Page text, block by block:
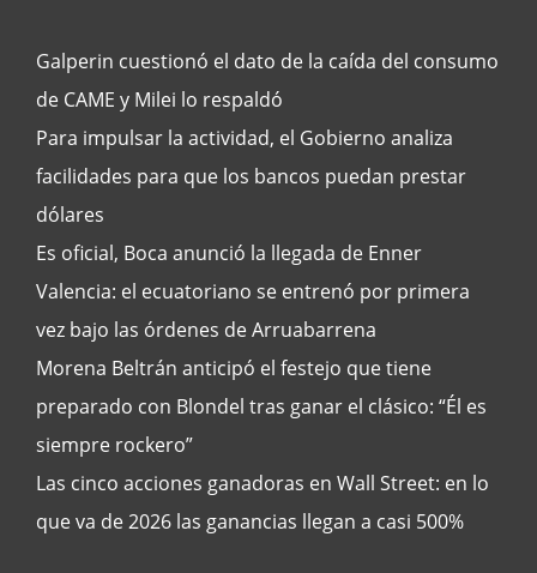
Galperin cuestionó el dato de la caída del consumo
de CAME y Milei lo respaldó
Para impulsar la actividad, el Gobierno analiza
facilidades para que los bancos puedan prestar
dólares
Es oficial, Boca anunció la llegada de Enner
Valencia: el ecuatoriano se entrenó por primera
vez bajo las órdenes de Arruabarrena
Morena Beltrán anticipó el festejo que tiene
preparado con Blondel tras ganar el clásico: “Él es
siempre rockero”
Las cinco acciones ganadoras en Wall Street: en lo
que va de 2026 las ganancias llegan a casi 500%